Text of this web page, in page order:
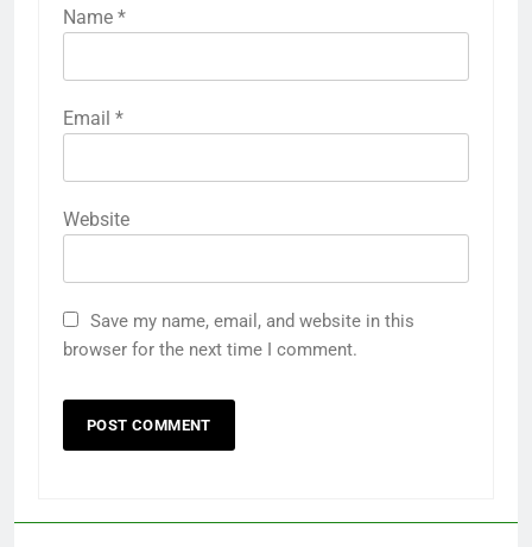
Name *
Email *
Website
Save my name, email, and website in this
browser for the next time I comment.